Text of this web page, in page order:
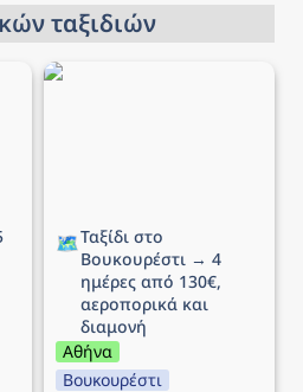
ταξιδιών
Ταξίδι στο Βουκουρέστι
🗺️Ταξίδι στο
Βουκουρέστι → 4
ημέρες από 130€,
αεροπορικά και
διαμονή
Αθήνα
Βουκουρέστι